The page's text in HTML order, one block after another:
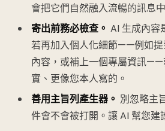
會把它們自然融入流暢的訊息
寄出前務必檢查。 AI 生成內容
若再加入個人化細節——例如
內容，或補上一個專屬資訊——
實、更像您本人寫的。
善用主旨列產生器。 別忽略主
件會不會被打開。讓 AI 幫您建